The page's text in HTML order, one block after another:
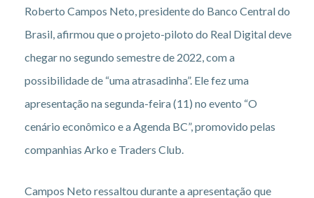
Roberto Campos Neto, presidente do Banco Central do
Brasil, afirmou que o projeto-piloto do Real Digital deve
chegar no segundo semestre de 2022, com a
possibilidade de “uma atrasadinha”. Ele fez uma
apresentação na segunda-feira (11) no evento “O
cenário econômico e a Agenda BC”, promovido pelas
companhias Arko e Traders Club.
Campos Neto ressaltou durante a apresentação que